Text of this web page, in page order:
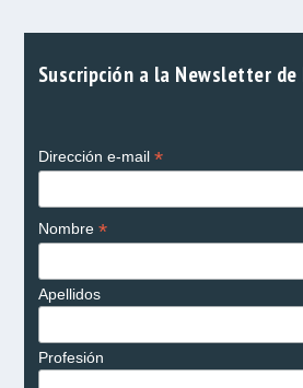
Suscripción a la Newsletter de
Dirección e-mail *
Nombre *
Apellidos
Profesión